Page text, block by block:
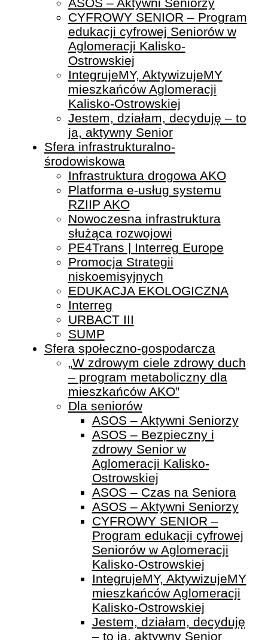
CYFROWY SENIOR – Program
edukacji cyfrowej Seniorów w
Aglomeracji Kalisko-
Ostrowskiej
IntegrujeMY, AktywizujeMY
mieszkańców Aglomeracji
Kalisko-Ostrowskiej
Jestem, działam, decyduję – to
ja, aktywny Senior
Sfera infrastrukturalno-
środowiskowa
Infrastruktura drogowa AKO
Platforma e-usług systemu
RZIIP AKO
Nowoczesna infrastruktura
służąca rozwojowi
PE4Trans | Interreg Europe
Promocja Strategii
niskoemisyjnych
EDUKACJA EKOLOGICZNA
Interreg
URBACT III
SUMP
Sfera społeczno-gospodarcza
„W zdrowym ciele zdrowy duch
– program metaboliczny dla
mieszkańców AKO”
Dla seniorów
ASOS – Aktywni Seniorzy
ASOS – Bezpieczny i
zdrowy Senior w
Aglomeracji Kalisko-
Ostrowskiej
ASOS – Czas na Seniora
ASOS – Aktywni Seniorzy
CYFROWY SENIOR –
Program edukacji cyfrowej
Seniorów w Aglomeracji
Kalisko-Ostrowskiej
IntegrujeMY, AktywizujeMY
mieszkańców Aglomeracji
Kalisko-Ostrowskiej
Jestem, działam, decyduję
– to ja, aktywny Senior